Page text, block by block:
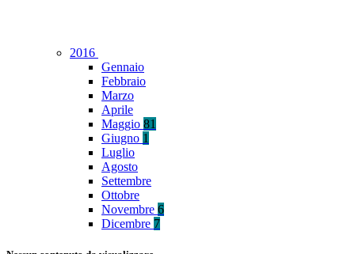
2016
Gennaio
Febbraio
Marzo
Aprile
Maggio 81
Giugno 1
Luglio
Agosto
Settembre
Ottobre
Novembre 6
Dicembre 7